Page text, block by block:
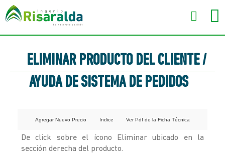
ELIMINAR PRODUCTO DEL CLIENTE /
AYUDA DE SISTEMA DE PEDIDOS
Agregar Nuevo Precio Ver Pdf de la Ficha Técnica
Indice
De click sobre el ícono Eliminar ubicado en la
sección derecha del producto.